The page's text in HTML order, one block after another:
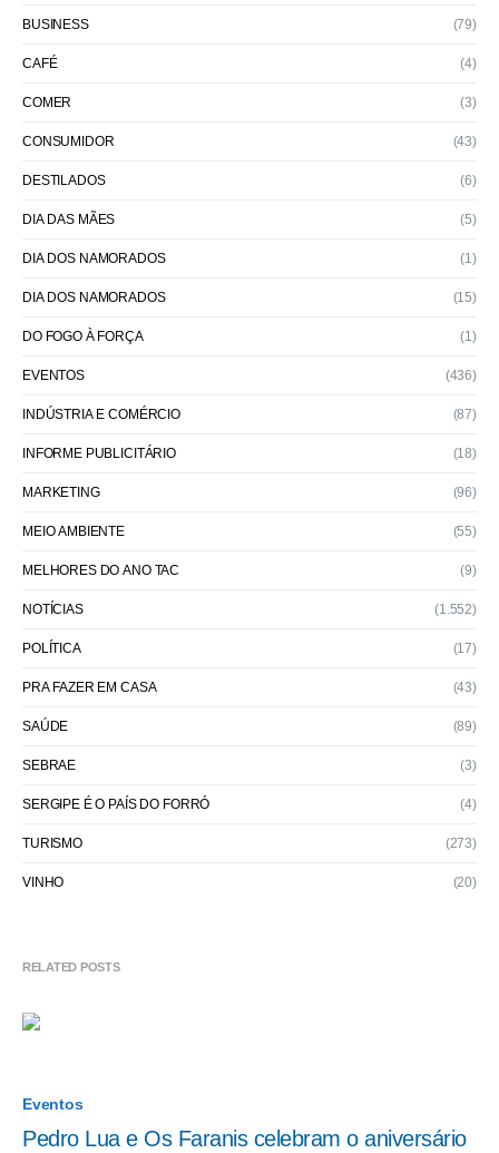
BUSINESS (79)
CAFÉ (4)
COMER (3)
CONSUMIDOR (43)
DESTILADOS (6)
DIA DAS MÃES (5)
DIA DOS NAMORADOS (1)
DIA DOS NAMORADOS (15)
DO FOGO À FORÇA (1)
EVENTOS (436)
INDÚSTRIA E COMÉRCIO (87)
INFORME PUBLICITÁRIO (18)
MARKETING (96)
MEIO AMBIENTE (55)
MELHORES DO ANO TAC (9)
NOTÍCIAS (1.552)
POLÍTICA (17)
PRA FAZER EM CASA (43)
SAÚDE (89)
SEBRAE (3)
SERGIPE É O PAÍS DO FORRÓ (4)
TURISMO (273)
VINHO (20)
RELATED POSTS
Eventos
Pedro Lua e Os Faranis celebram o aniversário